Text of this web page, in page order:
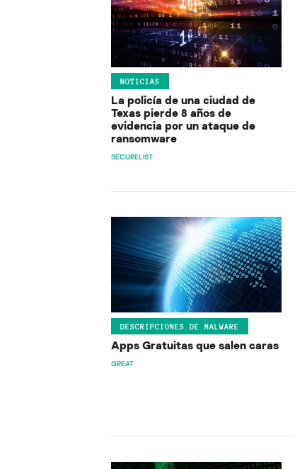
NOTICIAS
La policía de una ciudad de
Texas pierde 8 años de
evidencia por un ataque de
ransomware
SECURELIST
DESCRIPCIONES DE MALWARE
Apps Gratuitas que salen caras
GREAT